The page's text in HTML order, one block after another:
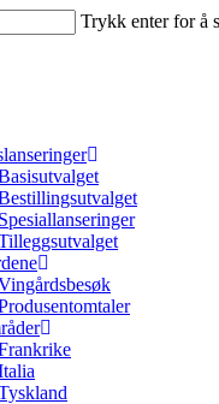
Trykk enter for å
Spesiallanseringer